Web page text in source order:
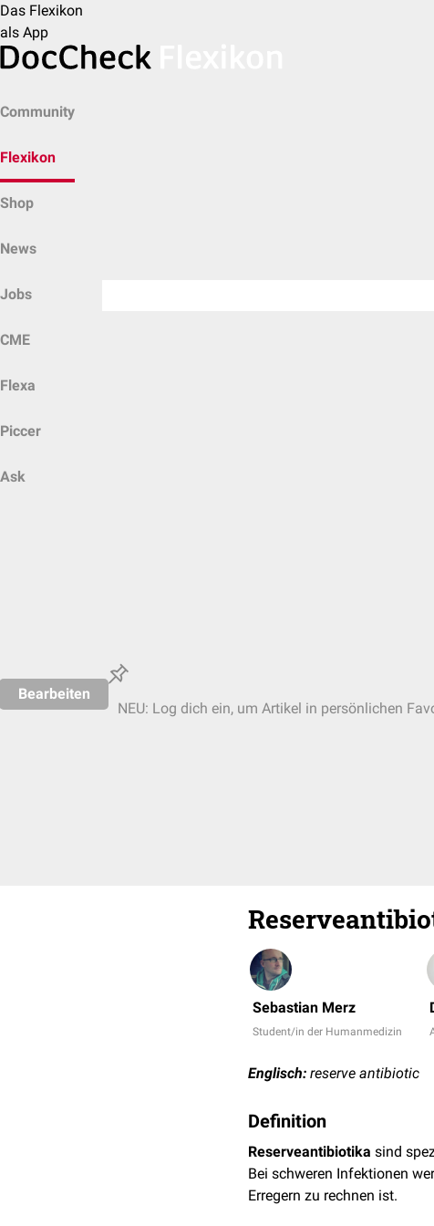
Das Flexikon
als App
Community
Flexikon
Shop
News
Jobs
CME
Flexa
Piccer
Ask
Bearbeiten
NEU: Log dich ein, um Artikel in persönlichen
Sebastian Merz
Student/in der Humanmedizin
Englisch: reserve antibiotic
Definition
Reserveantibiotika sind
Bei schweren Infektionen
Erregern zu rechnen ist.